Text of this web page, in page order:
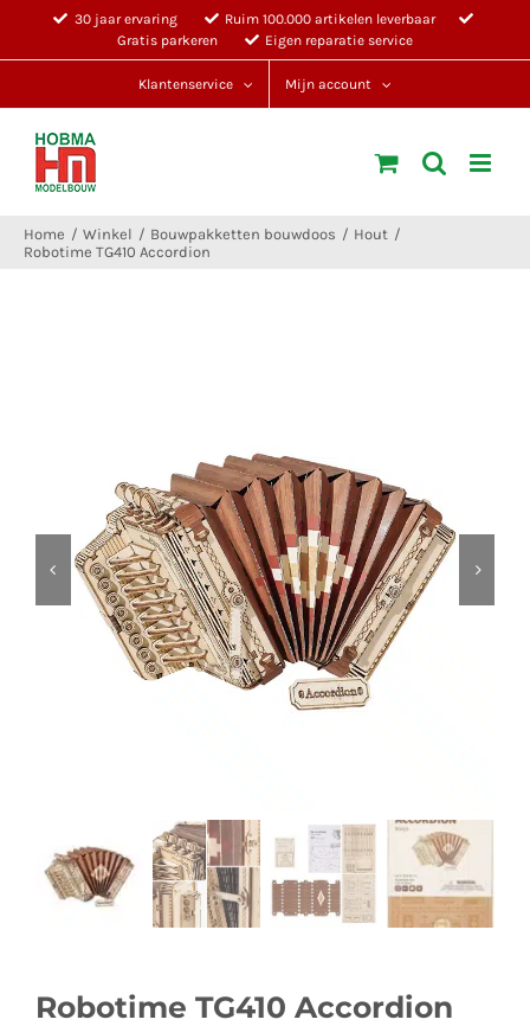
30 jaar ervaring
Ruim 100.000 artikelen leverbaar
Gratis parkeren
Eigen reparatie service
Klantenservice Mijn account
Home Winkel Bouwpakketten bouwdoos
Hout
Robotime TG410 Accordion
Robotime TG410 Accordion